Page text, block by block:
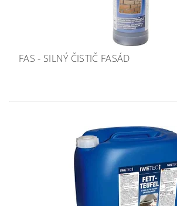
FAS - SILNÝ ČISTIČ FASÁD